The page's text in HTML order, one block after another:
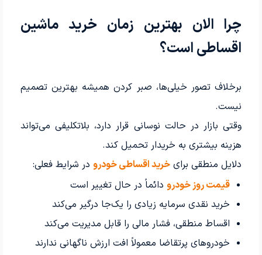
چرا الان بهترین زمان خرید ماشین
اقساطی است؟
برخلاف تصور خیلی‌ها، صبر کردن همیشه بهترین تصمیم
نیست.
وقتی بازار در حالت نوسانی قرار دارد، بلاتکلیفی می‌تواند
هزینه بیشتری به خریدار تحمیل کند.
دلایل منطقی برای خرید اقساطی خودرودر شرایط فعلی:
قیمت روز خودرودائماً در حال تغییر است
خرید نقدی سرمایه زیادی را یک‌جا درگیر می‌کند
اقساط منطقی، فشار مالی را قابل مدیریت می‌کند
خودروهای پرتقاضا معمولاً افت ارزش ناگهانی ندارند